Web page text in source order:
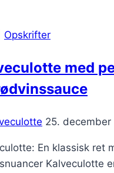
en
Opskrifter
med
25. december
En klassisk ret
Kalveculotte